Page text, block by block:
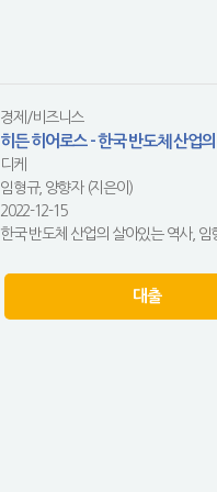
경제/비즈니스
히든 히어로스 - 한국 반도체 산업
디케
임형규, 양향자 (지은이)
2022-12-15
한국 반도체 산업의 살아있는 역사,
대출